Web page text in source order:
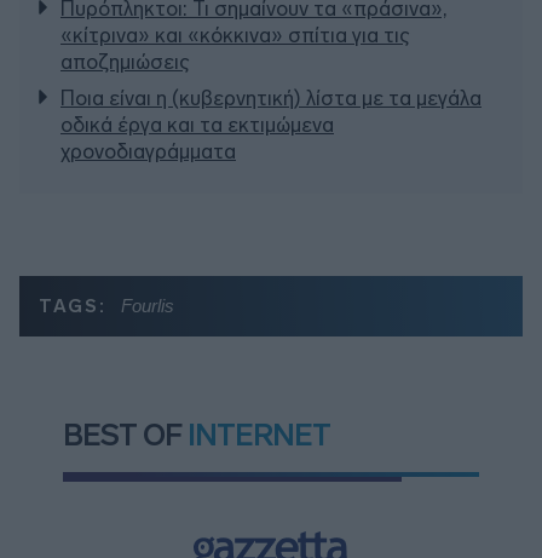
Πυρόπληκτοι: Τι σημαίνουν τα «πράσινα»,
«κίτρινα» και «κόκκινα» σπίτια για τις
αποζημιώσεις
Ποια είναι η (κυβερνητική) λίστα με τα μεγάλα
οδικά έργα και τα εκτιμώμενα
χρονοδιαγράμματα
TAGS: Fourlis
BEST OF INTERNET